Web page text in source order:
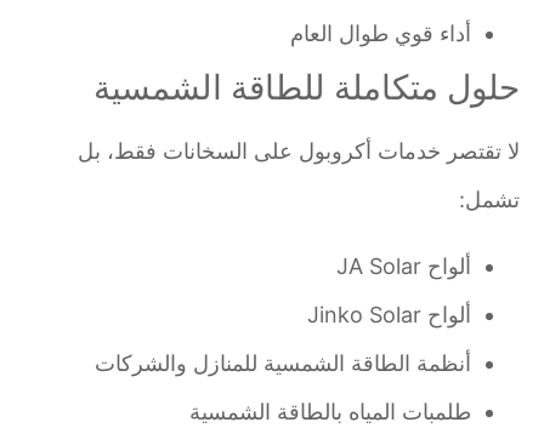
أداء قوي طوال العام
حلول متكاملة للطاقة الشمسية
لا تقتصر خدمات أكروبول على السخانات فقط، بل
تشمل:
ألواح JA Solar
ألواح Jinko Solar
أنظمة الطاقة الشمسية للمنازل والشركات
طلمبات المياه بالطاقة الشمسية